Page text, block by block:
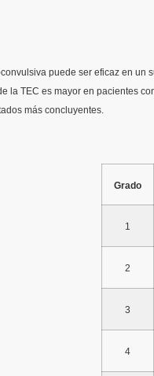
puede ser eficaz en
la TEC es mayor en pacientes
más concluyentes.
Grado
1
2
3
4